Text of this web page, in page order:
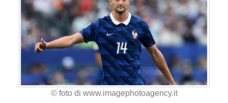
© foto di www.imagephotoagency.it